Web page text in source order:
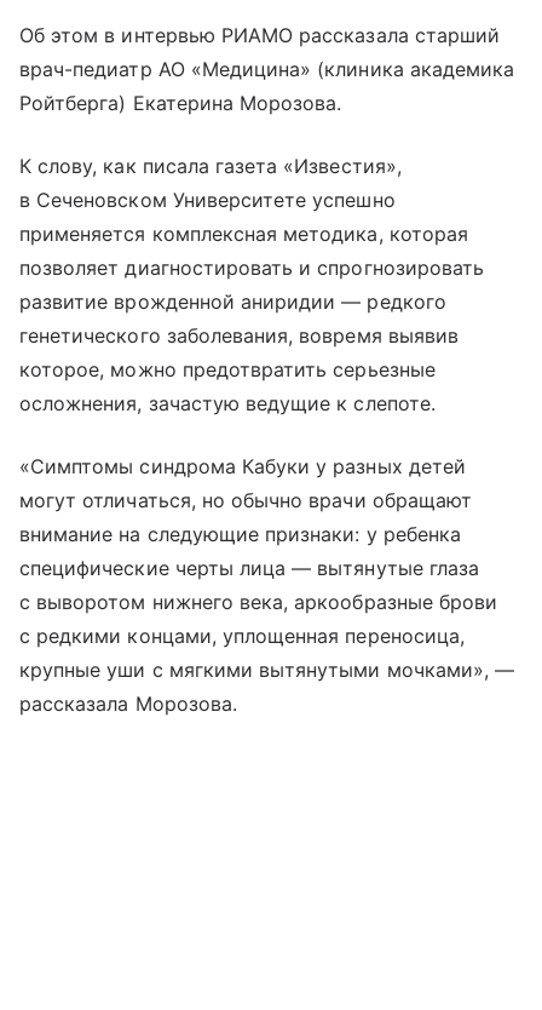
Об этом в интервью РИАМО рассказала старший
врач-педиатр АО «Медицина» (клиника академика
Ройтберга) Екатерина Морозова.
К слову, как писала газета «Известия»,
в Сеченовском Университете успешно
применяется комплексная методика, которая
позволяет диагностировать и спрогнозировать
развитие врожденной аниридии — редкого
генетического заболевания, вовремя выявив
которое, можно предотвратить серьезные
осложнения, зачастую ведущие к слепоте.
«Симптомы синдрома Кабуки у разных детей
могут отличаться, но обычно врачи обращают
внимание на следующие признаки: у ребенка
специфические черты лица — вытянутые глаза
с выворотом нижнего века, аркообразные брови
с редкими концами, уплощенная переносица,
крупные уши с мягкими вытянутыми мочками», —
рассказала Морозова.